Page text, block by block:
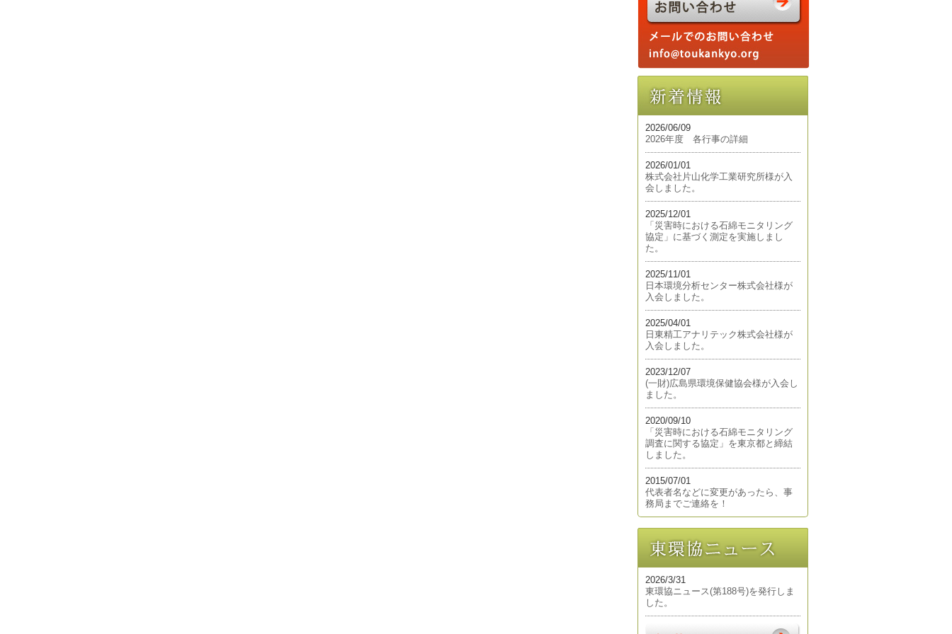
2026/06/09
2026年度 各行事の詳細
2026/01/01
株式会社片山化学工業研究所様が入
会しました。
2025/12/01
「災害時における石綿モニタリング
協定」に基づく測定を実施しまし
た。
2025/11/01
日本環境分析センター株式会社様が
入会しました。
2025/04/01
日東精工アナリテック株式会社様が
入会しました。
2023/12/07
(一財)広島県環境保健協会様が入会し
ました。
2020/09/10
「災害時における石綿モニタリング
調査に関する協定」を東京都と締結
しました。
2015/07/01
代表者名などに変更があったら、事
務局までご連絡を！
2026/3/31
東環協ニュース(第188号)を発行しま
した。